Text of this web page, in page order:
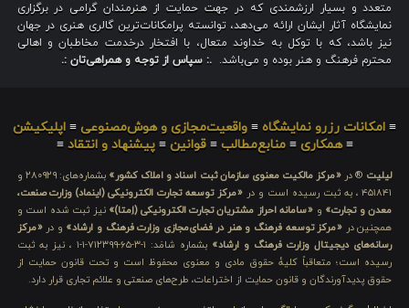
متعدد و بسیار ارزشمندی که در جهت حمایت از هنرمندان گرامی در برگزاری
نمایشگاه آثار ایشان ارائه می‌دهد، توانسته پرامکانات‌ترین گالری هنری در جهان
نیز باشد، که با توکل به خداوند متعال، با افتخار درخدمت مخاطبان و اهالی
محترم فرهنگ و هنر بوده و می‌باشد. .: سپاس از توجه و همراهی‌تان :.
≡ امکانات رزرو نمایشگاه ≡ واقعیت‌مجازی و هوش‌مصنوعی ≡ اپلیکیشن
≡همکاری ≡منابع‌مطالب ≡قوانین ≡پیشنهاد و انتقاد ≡
لیلیت ® در «مرکز مالکیت معنوی سازمان ثبت اسناد و املاک کشور»
بشماره‌های: ۲۸۰۹۲۹ و
۴۵۱۸۴۱ ، به ثبت رسیده است و در
«مرکز توسعه تجارت الکترونیکی (اینماد) وزارت صنعت،
معدن و تجارت» و «سامانه احراز مشتریان تجارت الکترونیکی (اِمتا)» نیز ثبت شده است و
همچنین در «مرکز توسعه فرهنگ و هنر در فضای‌مجازی وزارت فرهنگ و ارشاد» و در«مرکز
رسانه‌های دیجیتال وزارت فرهنگ و ارشاد»
بشماره شامَد: ۱-۳-۶۵-۷۱۲۳۹۹-۱-۱ ، نیز به ثبت
رسیده است؛ متعاقباً کلیهٔ حقوق مادی و معنوی محفوظ است و تحت قانون حمایت از
حقوق پدیدآورندگان و قانون حمایت از اختراعات، طرح‌های صنعتی و علائم تجاری قرار دارد.